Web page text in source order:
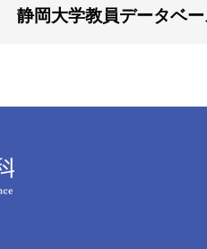
静岡大学教員データベ